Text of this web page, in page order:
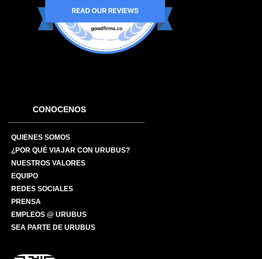
CONOCENOS
QUIENES SOMOS
¿POR QUÉ VIAJAR CON URUBUS?
NUESTROS VALORES
EQUIPO
REDES SOCIALES
PRENSA
EMPLEOS @ URUBUS
SEA PARTE DE URUBUS